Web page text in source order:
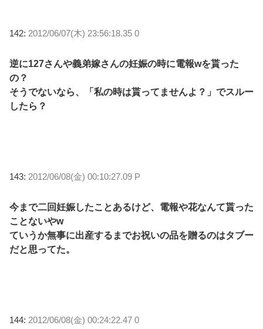
142: 2012/06/07(木) 23:56:18.35 0
逆に127さんや義弟嫁さんの妊娠の時に電報wを貰った
の？
そうでないなら、「私の時は貰ってませんよ？」でスルー
したら？
143: 2012/06/08(金) 00:10:27.09 P
今まで二回妊娠したことあるけど、電報や花なんて貰った
ことないやw
ていうか無事に出産するまでお祝いの品を贈るのはタブー
だと思ってた。
144: 2012/06/08(金) 00:24:22.47 0